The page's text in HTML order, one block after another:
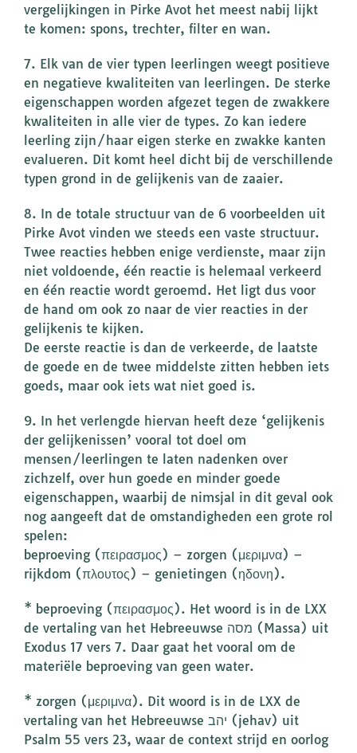
vergelijkingen in Pirke Avot het meest nabij lijkt
te komen: spons, trechter, filter en wan.
7. Elk van de vier typen leerlingen weegt positieve
en negatieve kwaliteiten van leerlingen. De sterke
eigenschappen worden afgezet tegen de zwakkere
kwaliteiten in alle vier de types. Zo kan iedere
leerling zijn/haar eigen sterke en zwakke kanten
evalueren. Dit komt heel dicht bij de verschillende
typen grond in de gelijkenis van de zaaier.
8. In de totale structuur van de 6 voorbeelden uit
Pirke Avot vinden we steeds een vaste structuur.
Twee reacties hebben enige verdienste, maar zijn
niet voldoende, één reactie is helemaal verkeerd
en één reactie wordt geroemd. Het ligt dus voor
de hand om ook zo naar de vier reacties in der
gelijkenis te kijken.
De eerste reactie is dan de verkeerde, de laatste
de goede en de twee middelste zitten hebben iets
goeds, maar ook iets wat niet goed is.
9. In het verlengde hiervan heeft deze ‘gelijkenis
der gelijkenissen’ vooral tot doel om
mensen/leerlingen te laten nadenken over
zichzelf, over hun goede en minder goede
eigenschappen, waarbij de nimsjal in dit geval ook
nog aangeeft dat de omstandigheden een grote rol
spelen:
beproeving (πειρασμος) – zorgen (μεριμνα) –
rijkdom (πλουτος) – genietingen (ηδονη).
* beproeving (πειρασμος). Het woord is in de LXX
de vertaling van het Hebreeuwse מסה (Massa) uit
Exodus 17 vers 7. Daar gaat het vooral om de
materiële beproeving van geen water.
* zorgen (μεριμνα). Dit woord is in de LXX de
vertaling van het Hebreeuwse יהב (jehav) uit
Psalm 55 vers 23, waar de context strijd en oorlog